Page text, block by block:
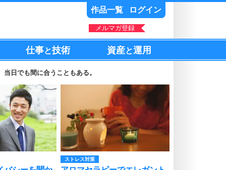
作品一覧 ログイン
メルマガ登録
仕事と技術 資産と運用
日でも間に合うこともある。
ストレス対策